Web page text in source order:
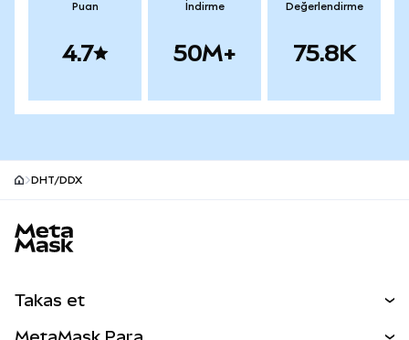
Puan
4.7
İndirme
50M+
Değerlendirme
75.8K
DHT/DDX
Takas et